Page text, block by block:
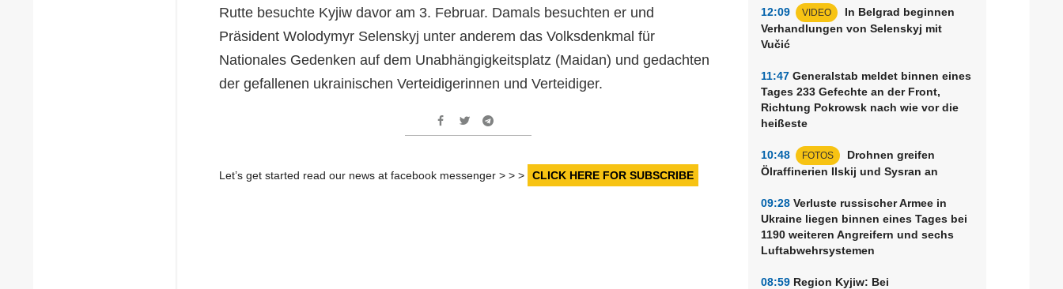
12:09 VIDEO
In Belgrad beginnen
Verhandlungen von Selenskyj mit
Vučić
11:47 Generalstab meldet binnen eines
Tages 233 Gefechte an der Front,
Richtung Pokrowsk nach wie vor die
heißeste
10:48 FOTOS
Drohnen greifen
Ölraffinerien Ilskij und Sysran an
09:28 Verluste russischer Armee in
Ukraine liegen binnen eines Tages bei
1190 weiteren Angreifern und sechs
Luftabwehrsystemen
08:59 Region Kyjiw: Bei
Rutte besuchte Kyjiw davor am 3. Februar. Damals besuchten er und
Präsident Wolodymyr Selenskyj unter anderem das Volksdenkmal für
Nationales Gedenken auf dem Unabhängigkeitsplatz (Maidan) und gedachten
der gefallenen ukrainischen Verteidigerinnen und Verteidiger.
Let’s get started read our news at facebook messenger > > > CLICK HERE FOR SUBSCRIBE